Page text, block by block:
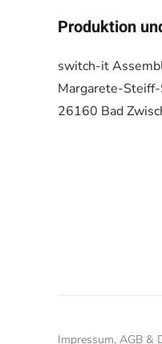
Produktion
switch-it
Margarete-
26160 Bad
Impressum, AGB &